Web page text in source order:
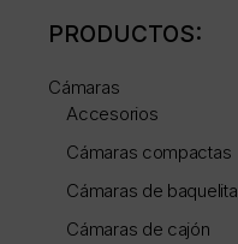
PRODUCTOS:
Cámaras
Accesorios
Cámaras compactas
Cámaras de baquelita
Cámaras de cajón